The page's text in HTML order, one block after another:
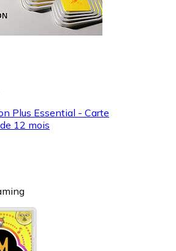
Plus Essential - Carte
12 mois